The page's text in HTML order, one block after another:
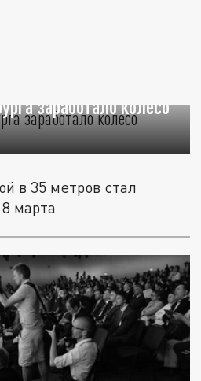
заработало колесо
в 35 метров стал
марта